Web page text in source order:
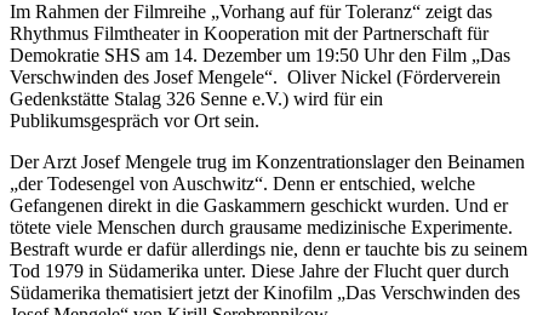
Im Rahmen der Filmreihe „Vorhang auf für Toleranz“ zeigt das
Rhythmus Filmtheater in Kooperation mit der Partnerschaft für
Demokratie SHS am 14. Dezember um 19:50 Uhr den Film „Das
Verschwinden des Josef Mengele“. Oliver Nickel (Förderverein
Gedenkstätte Stalag 326 Senne e.V.) wird für ein
Publikumsgespräch vor Ort sein.
Der Arzt Josef Mengele trug im Konzentrationslager den Beinamen
„der Todesengel von Auschwitz“. Denn er entschied, welche
Gefangenen direkt in die Gaskammern geschickt wurden. Und er
tötete viele Menschen durch grausame medizinische Experimente.
Bestraft wurde er dafür allerdings nie, denn er tauchte bis zu seinem
Tod 1979 in Südamerika unter. Diese Jahre der Flucht quer durch
Südamerika thematisiert jetzt der Kinofilm „Das Verschwinden des